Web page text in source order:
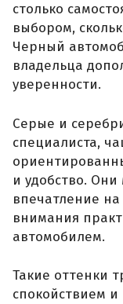
столько
выбором,
Черный
владельца
уверенности.
Серые и
специалиста,
и удобство.
впечатление
внимания
автомобилем.
Такие оттенки
спокойствием и